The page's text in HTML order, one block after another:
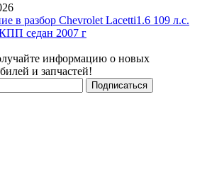
в разбор Chevrolet Lacetti1.6 109 л.с.
седан 2007 г
информацию о новых
и запчастей!